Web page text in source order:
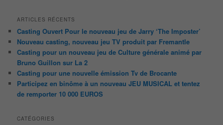
ARTICLES RÉCENTS
Casting Ouvert Pour le nouveau jeu de Jarry ‘The Imposter’
Nouveau casting, nouveau jeu TV produit par Fremantle
Casting pour un nouveau jeu de Culture générale animé par
Bruno Guillon sur La 2
Casting pour une nouvelle émission Tv de Brocante
Participez en binôme à un nouveau JEU MUSICAL et tentez
de remporter 10 000 EUROS
CATÉGORIES